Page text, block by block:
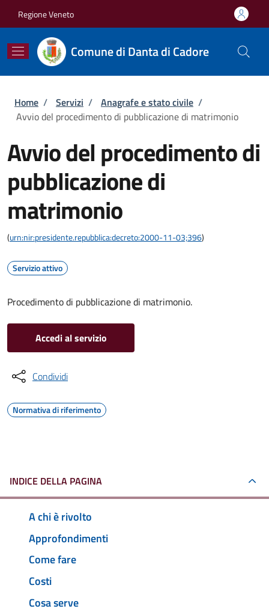
Regione Veneto
Comune di Danta di Cadore
Briciole di pane
Home / Servizi / Anagrafe e stato civile /
Avvio del procedimento di pubblicazione di matrimonio
Avvio del procedimento di
pubblicazione di
matrimonio
(urn:nir:presidente.repubblica:decreto:2000-11-03;396)
Servizio attivo
Procedimento di pubblicazione di matrimonio.
Accedi al servizio
Condividi
Normativa di riferimento
INDICE DELLA PAGINA
A chi è rivolto
Approfondimenti
Come fare
Costi
Cosa serve